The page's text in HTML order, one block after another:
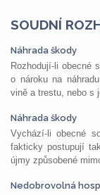
SOUDNÍ
Náhrada škody
Rozhodují-li obecné
o nároku na
vině a trestu, nebo s
Náhrada škody
Vychází-li obecné
fakticky postupují
újmy způsobené
Nedobrovolná